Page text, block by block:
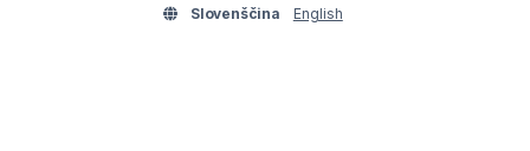
Slovenščina
English